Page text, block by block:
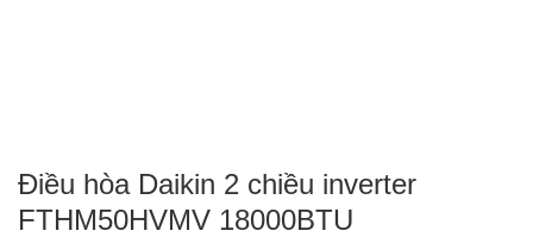
Điều hòa Daikin 2 chiều inverter
FTHM50HVMV 18000BTU